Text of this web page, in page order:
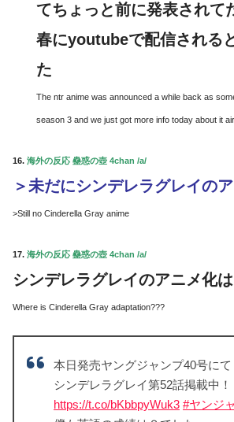
てちょっと前に発表されて
春にyoutubeで配信される
た
The ntr anime was announced a while back as
season 3 and we just got more info today about it
16. 海外の反応 蠱惑の壺 4chan /a/
＞未だにシンデレラグレイの
>Still no Cinderella Gray anime
17. 海外の反応 蠱惑の壺 4chan /a/
シンデレラグレイのアニメ化
Where is Cinderella Gray adaptation???
本日発売ヤングジャンプ40号にて
シンデレラグレイ第52話掲載中！
https://t.co/bKbbpyWuk3 #ヤンジ